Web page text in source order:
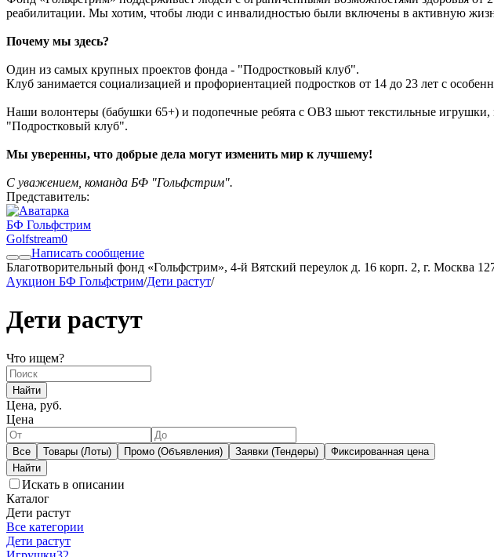
реабилитации. Мы хотим, чтобы люди с инвалидностью были включены в активную
Почему мы здесь?
Один из самых крупных проектов фонда - "Подростковый клуб".
Клуб занимается социализацией и профориентацией подростков от 14 до 23 лет с
Наши волонтеры (бабушки 65+) и подопечные ребята с ОВЗ шьют текстильные игрушки,
"Подростковый клуб".
Мы уверенны, что добрые дела могут изменить мир к лучшему!
С уважением, команда БФ "Гольфстрим".
Представитель:
БФ Гольфстрим
Golfstream0
Написать сообщение
Благотворительный фонд «Гольфстрим», 4-й Вятский переулок д. 16 корп. 2, г. Москва
Aукцион БФ Гольфстрим/Дети растут/
Дети растут
Что ищем?
Найти
Цена, руб.
Цена
Все Товары (Лоты) Промо (Объявления) Заявки (Тендеры) Фиксированная цена
Искать в описании
Каталог
Дети растут
Все категории
Дети растут